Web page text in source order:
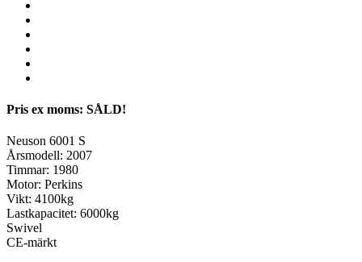
Pris ex moms: SÅLD!
Neuson 6001 S
Årsmodell: 2007
Timmar: 1980
Motor: Perkins
Vikt: 4100kg
Lastkapacitet: 6000kg
Swivel
CE-märkt